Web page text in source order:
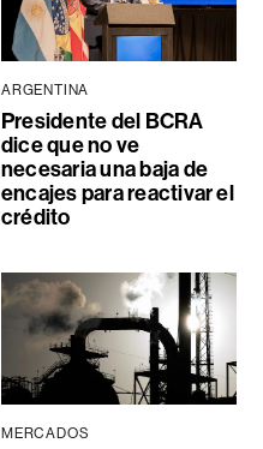
ARGENTINA
Presidente del BCRA
dice que no ve
necesaria una baja de
encajes para reactivar el
crédito
MERCADOS